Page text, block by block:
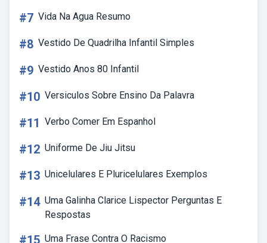
#7 Vida Na Agua Resumo
#8 Vestido De Quadrilha Infantil Simples
#9 Vestido Anos 80 Infantil
#10 Versiculos Sobre Ensino Da Palavra
#11 Verbo Comer Em Espanhol
#12 Uniforme De Jiu Jitsu
#13 Unicelulares E Pluricelulares Exemplos
#14 Uma Galinha Clarice Lispector Perguntas E
Respostas
#15 Uma Frase Contra O Racismo